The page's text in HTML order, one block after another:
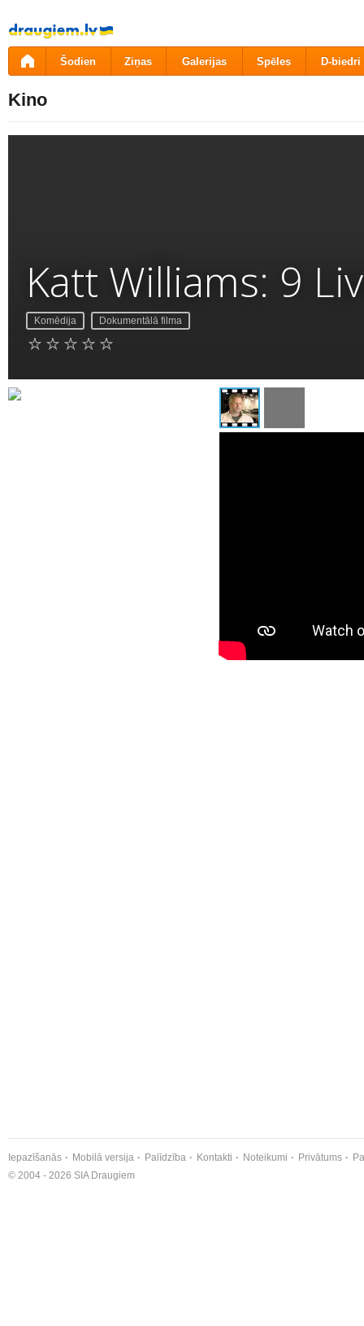
Pāriet
uz
saturu
Šodien Ziņas Galerijas Spēles D-biedri
Kino
Katt Williams: 9
Komēdija Dokumentālā filma
Iepazīšanās Mobilā versija Palīdzība Kontakti Noteikumi Privātums
© 2004 - 2026 SIA Draugiem